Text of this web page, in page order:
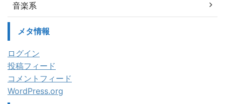
音楽系
メタ情報
ログイン
投稿フィード
コメントフィード
WordPress.org